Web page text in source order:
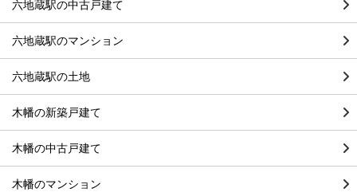
六地蔵駅の中古戸建て
六地蔵駅のマンション
六地蔵駅の土地
木幡の新築戸建て
木幡の中古戸建て
木幡のマンション